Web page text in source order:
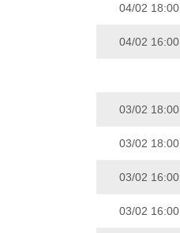
04/02 18:00
04/02 16:00
03/02 18:00
03/02 18:00
03/02 16:00
03/02 16:00